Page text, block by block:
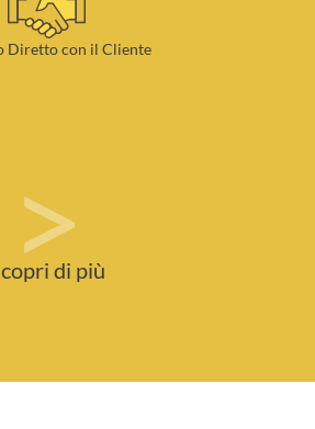
Diretto con il Cliente
>di più